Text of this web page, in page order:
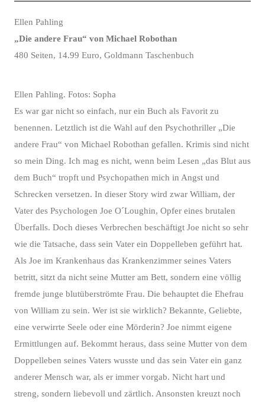
Ellen Pahling
„Die andere Frau“ von Michael Robothan
480 Seiten, 14.99 Euro, Goldmann Taschenbuch
Ellen Pahling. Fotos: Sopha
Es war gar nicht so einfach, nur ein Buch als Favorit zu
benennen. Letztlich ist die Wahl auf den Psychothriller „Die
andere Frau“ von Michael Robothan gefallen. Krimis sind nicht
so mein Ding. Ich mag es nicht, wenn beim Lesen „das Blut aus
dem Buch“ tropft und Psychopathen mich in Angst und
Schrecken versetzen. In dieser Story wird zwar William, der
Vater des Psychologen Joe O´Loughin, Opfer eines brutalen
Überfalls. Doch dieses Verbrechen beschäftigt Joe nicht so sehr
wie die Tatsache, dass sein Vater ein Doppelleben geführt hat.
Als Joe im Krankenhaus das Krankenzimmer seines Vaters
betritt, sitzt da nicht seine Mutter am Bett, sondern eine völlig
fremde junge blutüberströmte Frau. Die behauptet die Ehefrau
von William zu sein. Wer ist sie wirklich? Bekannte, Geliebte,
eine verwirrte Seele oder eine Mörderin? Joe nimmt eigene
Ermittlungen auf. Bekommt heraus, dass seine Mutter von dem
Doppelleben seines Vaters wusste und das sein Vater ein ganz
anderer Mensch war, als er immer vorgab. Nicht hart und
streng, sondern liebevoll und zärtlich. Ansonsten kreuzt noch